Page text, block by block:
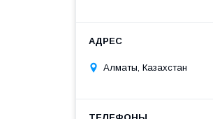
Алматы, Казахстан